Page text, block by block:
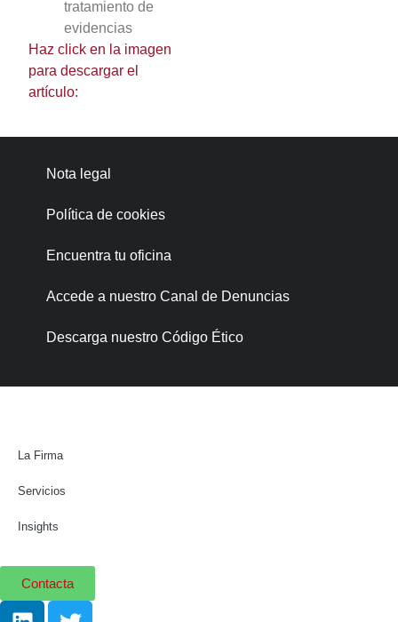
tratamiento de
evidencias
Haz click en la imagen
para descargar el
artículo:
Nota legal
Política de cookies
Encuentra tu oficina
Accede a nuestro Canal de Denuncias
Descarga nuestro Código Ético
La Firma
Servicios
Insights
Contacta